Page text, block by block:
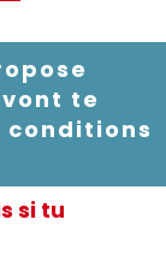
te
si tu